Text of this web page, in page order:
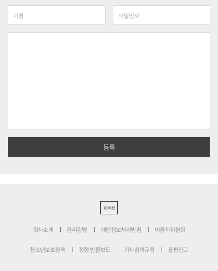
PC버전
회사소개 윤리강령 개인정보처리방침 이용자위원회
청소년보호정책 정정·반론보도 기사심의규정 불편신고